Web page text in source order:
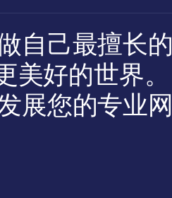
自己最擅长的
美好的世界。
展您的专业网